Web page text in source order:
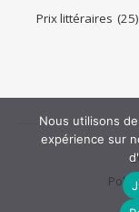
Prix littéraires (25)
Nous utilisons
expérience sur